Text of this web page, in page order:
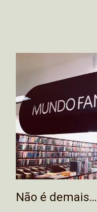
Não é demais…